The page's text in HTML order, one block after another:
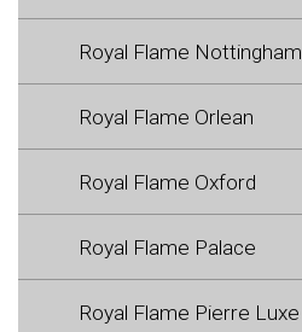
Royal Flame Nottingham
Royal Flame Orlean
Royal Flame Oxford
Royal Flame Palace
Royal Flame Pierre Luxe